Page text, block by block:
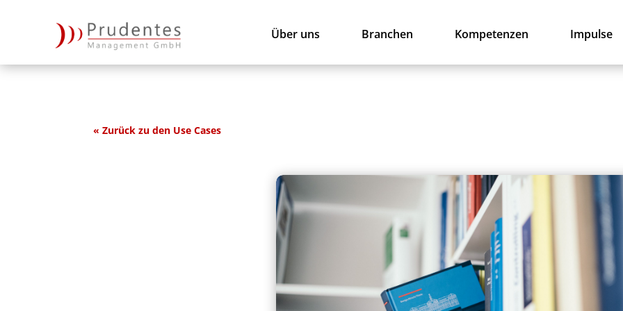
Über uns Branchen Kompetenzen Impulse
« Zurück zu den Use Cases